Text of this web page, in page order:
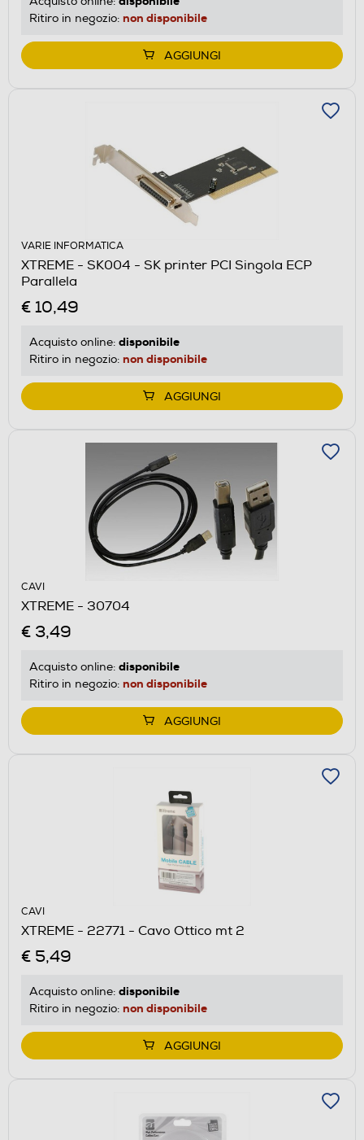
Ritiro in negozio: non disponibile
AGGIUNGI
VARIE INFORMATICA
XTREME - SK004 - SK printer PCI Singola ECP
Parallela
€ 10,49
Acquisto online: disponibile
Ritiro in negozio: non disponibile
AGGIUNGI
CAVI
XTREME - 30704
€ 3,49
Acquisto online: disponibile
Ritiro in negozio: non disponibile
AGGIUNGI
CAVI
XTREME - 22771 - Cavo Ottico mt 2
€ 5,49
Acquisto online: disponibile
Ritiro in negozio: non disponibile
AGGIUNGI